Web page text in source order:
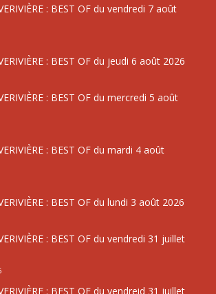
: BEST OF du vendredi 7 août
: BEST OF du jeudi 6 août 2026
: BEST OF du mercredi 5 août
: BEST OF du mardi 4 août
: BEST OF du lundi 3 août 2026
: BEST OF du vendredi 31 juillet
: BEST OF du vendreid 31 juillet